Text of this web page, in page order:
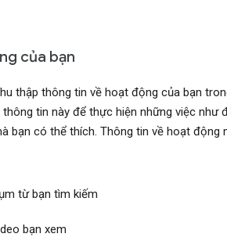
của bạn
thập thông tin về hoạt động của bạn
thông tin này để thực hiện những việc như
bạn có thể thích. Thông tin về hoạt
từ bạn tìm kiếm
bạn xem